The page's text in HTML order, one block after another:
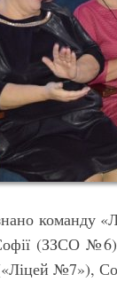
команду
(ЗЗСО
№7»),